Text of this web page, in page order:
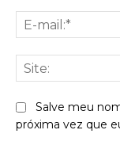
Salve meu
próxima vez que